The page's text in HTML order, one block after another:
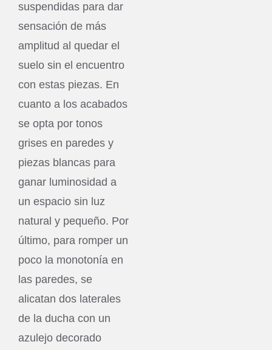
suspendidas para dar
sensación de más
amplitud al quedar el
suelo sin el encuentro
con estas piezas. En
cuanto a los acabados
se opta por tonos
grises en paredes y
piezas blancas para
ganar luminosidad a
un espacio sin luz
natural y pequeño. Por
último, para romper un
poco la monotonía en
las paredes, se
alicatan dos laterales
de la ducha con un
azulejo decorado